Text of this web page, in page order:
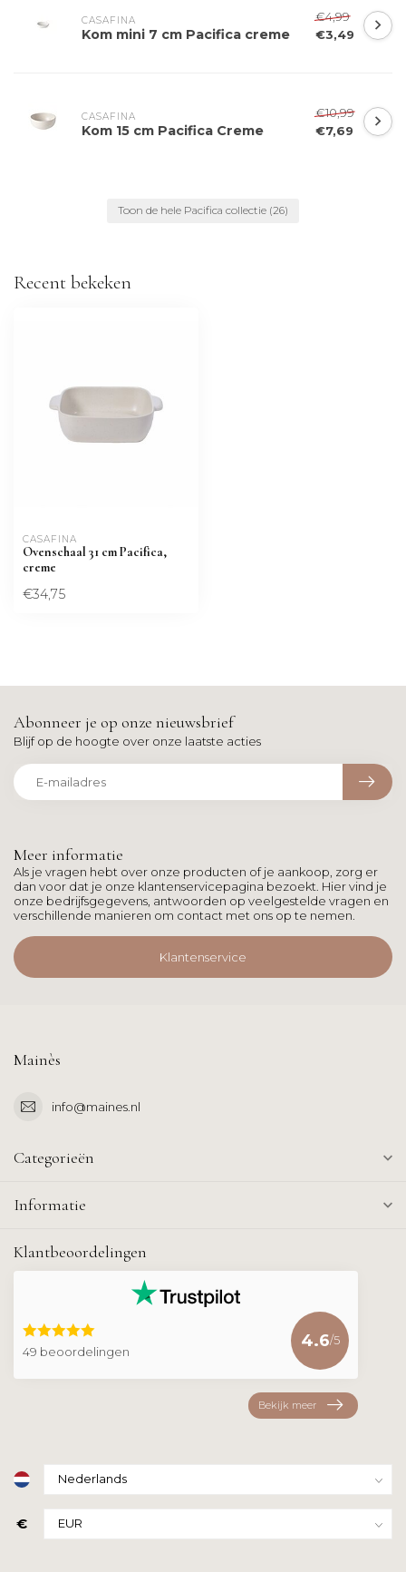
CASAFINA
Kom mini 7 cm Pacifica creme
€4,99
€3,49
CASAFINA
Kom 15 cm Pacifica Creme
€10,99
€7,69
Toon de hele Pacifica collectie (26)
Recent bekeken
CASAFINA
Ovenschaal 31 cm Pacifica,
creme
€34,75
Meer informatie
Als je vragen hebt over onze producten of je aankoop, zorg er
dan voor dat je onze klantenservicepagina bezoekt. Hier vind je
onze bedrijfsgegevens, antwoorden op veelgestelde vragen en
verschillende manieren om contact met ons op te nemen.
Klantenservice
Abonneer je op onze nieuwsbrief
Blijf op de hoogte over onze laatste acties
Mainès
info@maines.nl
Categorieën
Informatie
Klantbeoordelingen
49 beoordelingen
4.6/5
Bekijk meer
€